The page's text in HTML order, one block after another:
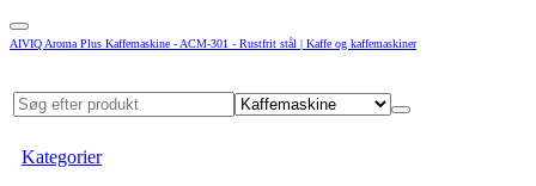
AIVIQ Aroma Plus Kaffemaskine - ACM-301 - Rustfrit stål | Kaffe og kaffemaskiner
Kategorier